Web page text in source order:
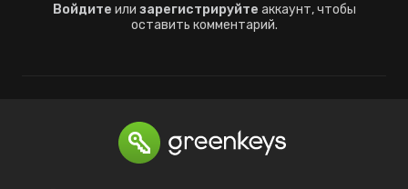
Войдите или зарегистрируйте аккаунт, чтобы
оставить комментарий.